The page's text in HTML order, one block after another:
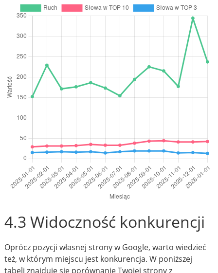
4.3 Widoczność konkurencji
Oprócz pozycji własnej strony w Google, warto wiedzieć
też, w którym miejscu jest konkurencja. W poniższej
tabeli znajduje się porównanie Twojej strony z